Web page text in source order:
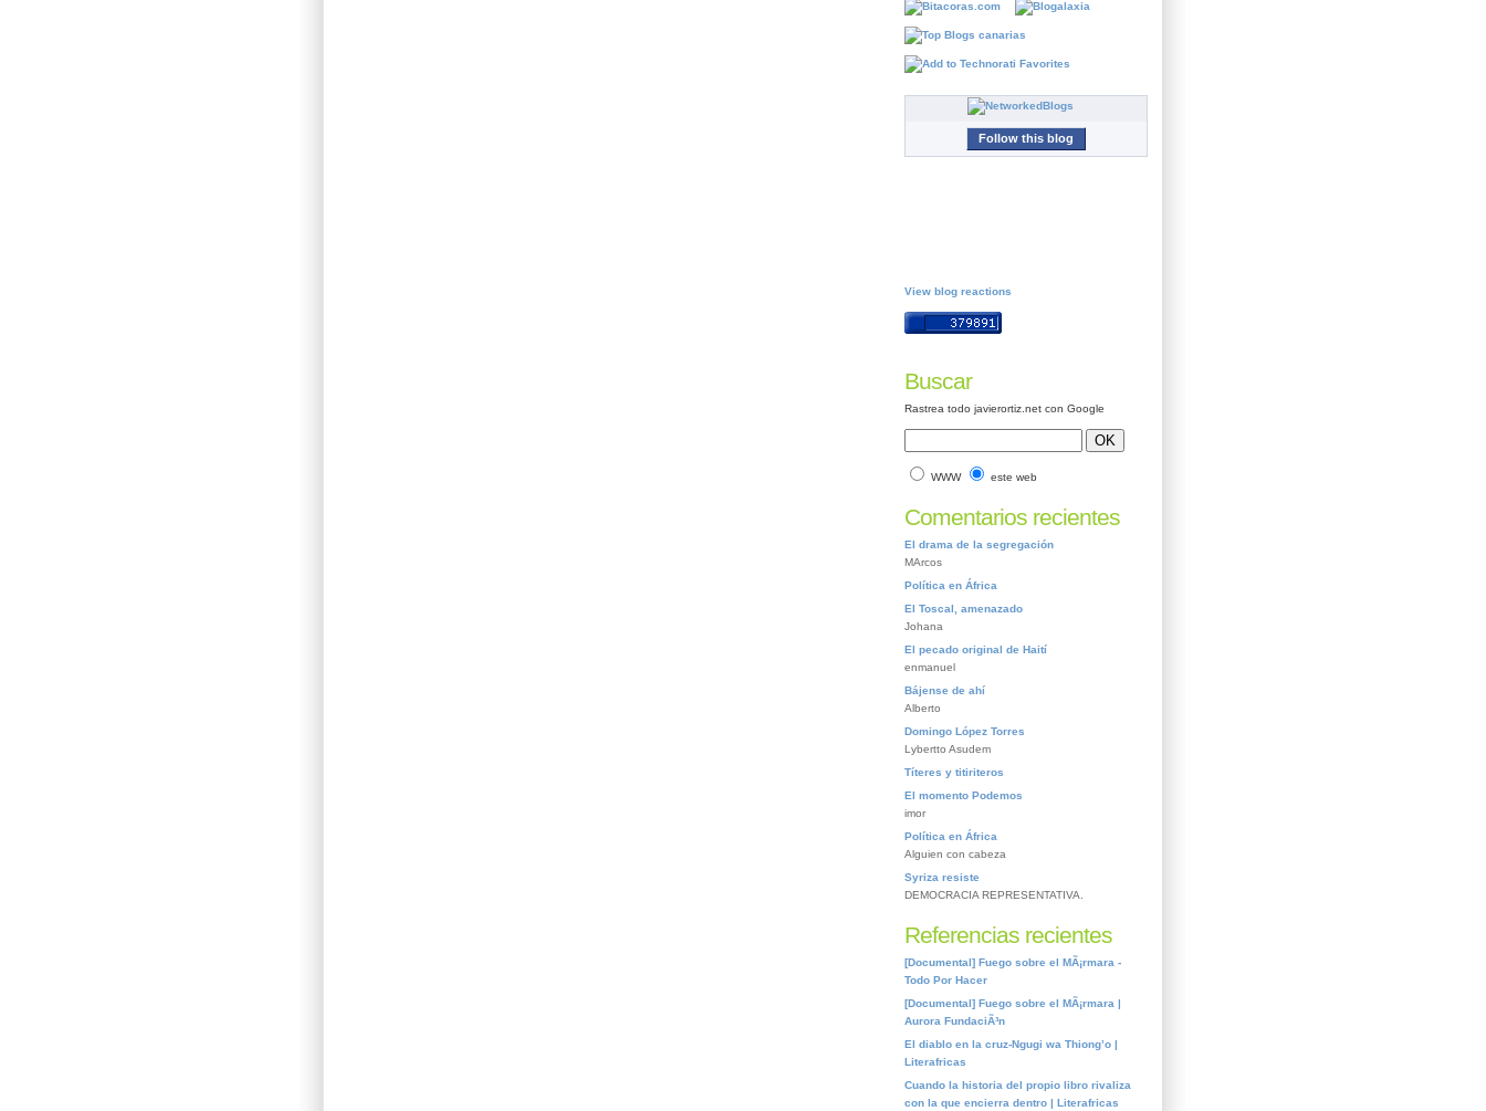
Follow this blog
View blog reactions
Buscar
Rastrea todo javierortiz.net con Google
WWW este web
Comentarios recientes
El drama de la segregación
MArcos
Política en África
El Toscal, amenazado
Johana
El pecado original de Haití
enmanuel
Bájense de ahí
Alberto
Domingo López Torres
Lybertto Asudem
Títeres y titiriteros
El momento Podemos
imor
Política en África
Alguien con cabeza
Syriza resiste
DEMOCRACIA REPRESENTATIVA.
Referencias recientes
[Documental] Fuego sobre el MÃ¡rmara -
Todo Por Hacer
[Documental] Fuego sobre el MÃ¡rmara |
Aurora FundaciÃ³n
El diablo en la cruz-Ngugi wa Thiong’o |
Literafricas
Cuando la historia del propio libro rivaliza
con la que encierra dentro | Literafricas